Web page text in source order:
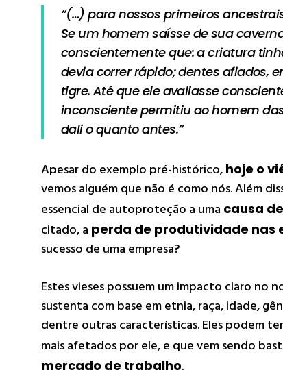
“(…) para nossos primeiros
Se um homem saísse de sua
conscientemente que: a criatura
devia correr rápido; dentes afiados,
tigre. Até que ele avaliasse
inconsciente permitiu ao homem
dali o quanto antes.”
Apesar do exemplo pré-histórico, hoje o
vemos alguém que não é como nós. Além
essencial de autoproteção a uma causa
citado, a perda de produtividade nas
sucesso de uma empresa?
Estes vieses possuem um impacto claro no
sustenta com base em etnia, raça, idade,
dentre outras características. Eles podem
mais afetados por ele, e que vem sendo
mercado de trabalho.